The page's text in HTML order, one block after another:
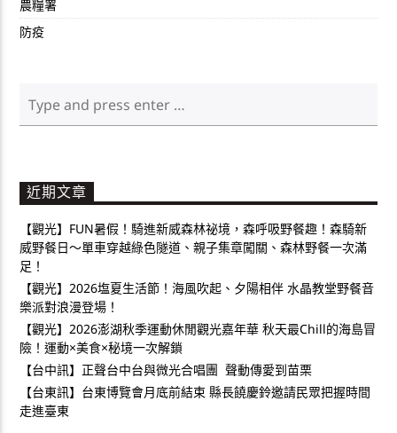
農糧署
防疫
近期文章
【觀光】FUN暑假！騎進新威森林祕境，森呼吸野餐趣！森騎新
威野餐日～單車穿越綠色隧道、親子集章闖關、森林野餐一次滿
足！
【觀光】2026塩夏生活節！海風吹起、夕陽相伴 水晶教堂野餐音
樂派對浪漫登場！
【觀光】2026澎湖秋季運動休閒觀光嘉年華 秋天最Chill的海島冒
險！運動×美食×秘境一次解鎖
【台中訊】正聲台中台與微光合唱團 聲動傳愛到苗栗
【台東訊】台東博覽會月底前結束 縣長饒慶鈴邀請民眾把握時間
走進臺東